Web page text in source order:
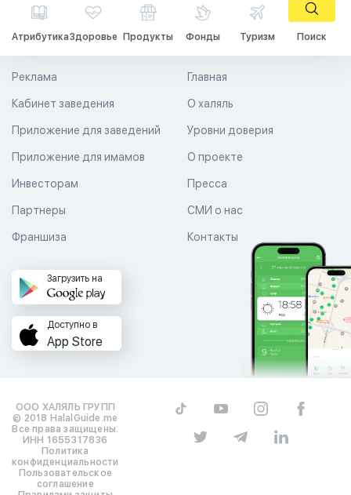
АтрибутикаЗдоровье Продукты Фонды Туризм Поиск
Главная
О халяль
Уровни доверия
Реклама
Кабинет заведения
Приложение для заведений
Приложение для имамов О проекте
Пресса
СМИ о нас
Контакты
Инвесторам
Партнеры
Франшиза
Загрузить на
Доступно в
App Store
ООО ХАЛЯЛЬ ГРУПП
© 2018 HalalGuide.me
Все права защищены.
ИНН 1655317836
Политика
конфиденциальности
Пользовательское
соглашение